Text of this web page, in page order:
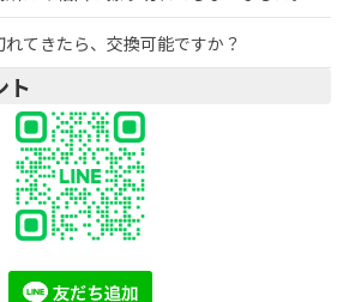
てきたら、交換可能ですか？
ト